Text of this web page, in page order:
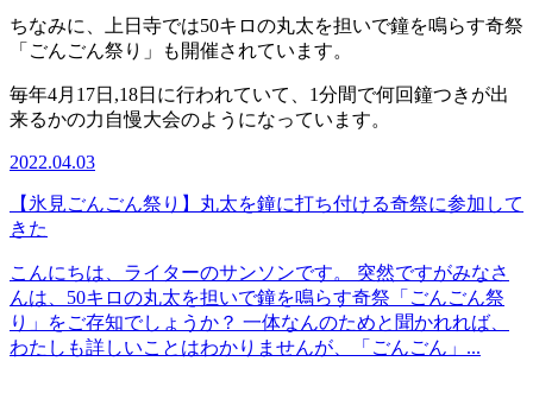
ちなみに、上日寺では50キロの丸太を担いで鐘を鳴らす奇祭
「ごんごん祭り」も開催されています。
毎年4月17日,18日に行われていて、1分間で何回鐘つきが出
来るかの力自慢大会のようになっています。
2022.04.03
【氷見ごんごん祭り】丸太を鐘に打ち付ける奇祭に参加して
きた
こんにちは、ライターのサンソンです。 突然ですがみなさ
んは、50キロの丸太を担いで鐘を鳴らす奇祭「ごんごん祭
り」をご存知でしょうか？ 一体なんのためと聞かれれば、
わたしも詳しいことはわかりませんが、「ごんごん」...